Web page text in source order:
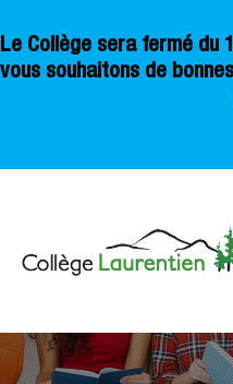
Le Collège sera fermé du
vous souhaitons de